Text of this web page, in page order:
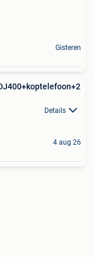
Gisteren
Details
4 aug 26